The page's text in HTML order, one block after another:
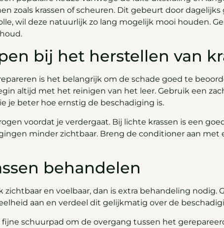
zoals krassen of scheuren. Dit gebeurt door
wil deze natuurlijk zo lang mogelijk mooi houden.
bij het herstellen van
is het belangrijk om de schade goed te
altijd met het reinigen van het leer. Gebruik een
je beter hoe ernstig de beschadiging is.
voordat je verdergaat. Bij lichte krassen is een
minder zichtbaar. Breng de conditioner aan
behandelen
zichtbaar en voelbaar, dan is extra behandeling
aan en verdeel dit gelijkmatig over de
schuurpad om de overgang tussen het